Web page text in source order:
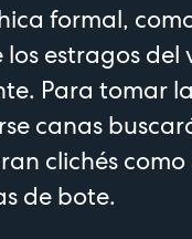
formal,
los estragos del
Para tomar
canas
clichés
de bote.